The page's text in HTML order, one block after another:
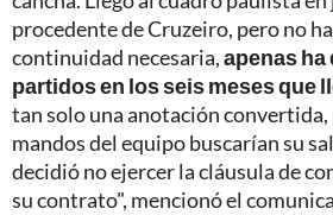
procedente de Cruzeiro, pero no
continuidad necesaria,apenas
partidos en los seis meses que
tan solo una anotación
mandos del equipo buscarían su
decidió no ejercer la cláusula de
su contrato", mencionó el